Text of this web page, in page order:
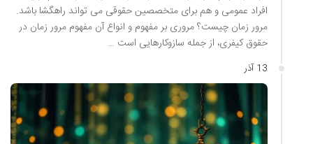
افراد عمومی و هم برای متخصصین حقوقی می تواند راهگشا باشد.
مرور زمان چیست؟ مروری بر مفهوم و انواع آن مفهوم مرور زمان در
حقوق کیفری، از جمله سازوکارهایی است …
13 آذر